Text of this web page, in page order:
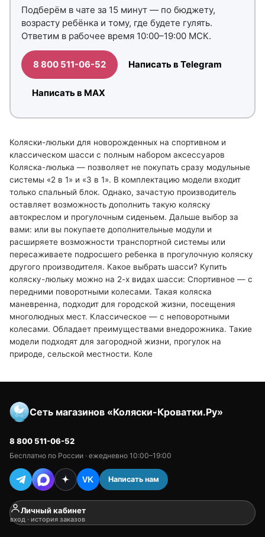
Подберём в чате за 15 минут — по бюджету,
возрасту ребёнка и тому, где будете гулять.
Ответим в рабочее время 10:00–19:00 МСК.
8 800 511-06-52 Написать в Telegram
Написать в MAX
Коляски-люльки для новорожденных на спортивном и
классическом шасси с полным набором аксессуаров
Коляска-люлька — позволяет не покупать сразу модульные
системы «2 в 1» и «3 в 1». В комплектацию модели входит
только спальный блок. Однако, зачастую производитель
оставляет возможность дополнить такую коляску
автокреслом и прогулочным сиденьем. Дальше выбор за
вами: или вы покупаете дополнительные модули и
расширяете возможности транспортной системы или
пересаживаете подросшего ребенка в прогулочную коляску
другого производителя. Какое выбрать шасси? Купить
коляску-люльку можно на 2-х видах шасси: Спортивное — с
передними поворотными колесами. Такая коляска
маневренна, подходит для городской жизни, посещения
многолюдных мест. Классическое — с неповоротными
колесами. Обладает преимуществами внедорожника. Такие
модели подходят для загородной жизни, прогулок на
природе, сельской местности. Коле
Сеть магазинов «Коляски-Кроватки.Ру»
8 800 511-06-52
Бесплатно по России · ежедневно 10:00–19:00
VK Написать нам
Личный кабинет
вход · история заказов